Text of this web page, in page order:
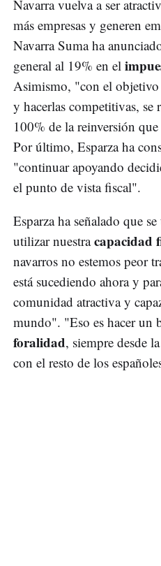
Navarra vuelva a ser
más empresas y generen
Navarra Suma ha
general al 19% en el
Asimismo, "con el
y hacerlas competitivas, se
100% de la reinversión
Por último, Esparza ha
"continuar apoyando
el punto de vista fiscal".
Esparza ha señalado que
utilizar nuestracapacidad
navarros no estemos peor
está sucediendo ahora y
comunidad atractiva y
mundo". "Eso es hacer un
foralidad, siempre desde
con el resto de los